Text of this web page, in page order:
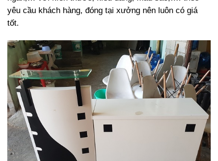
yêu cầu khách hàng, đóng tại xưởng nên luôn có giá
tốt.